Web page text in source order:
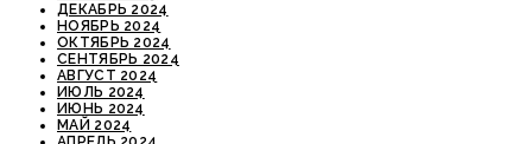
ДЕКАБРЬ 2024
НОЯБРЬ 2024
ОКТЯБРЬ 2024
СЕНТЯБРЬ 2024
АВГУСТ 2024
ИЮЛЬ 2024
ИЮНЬ 2024
МАЙ 2024